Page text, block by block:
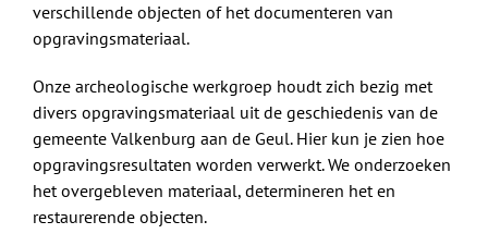
verschillende objecten of het documenteren van
opgravingsmateriaal.
Onze archeologische werkgroep houdt zich bezig met
divers opgravingsmateriaal uit de geschiedenis van de
gemeente Valkenburg aan de Geul. Hier kun je zien hoe
opgravingsresultaten worden verwerkt. We onderzoeken
het overgebleven materiaal, determineren het en
restaurerende objecten.